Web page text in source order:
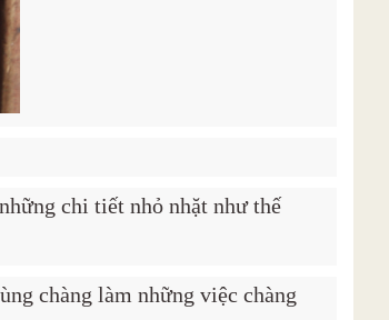
chi tiết nhỏ nhặt như thế
chàng làm những việc chàng